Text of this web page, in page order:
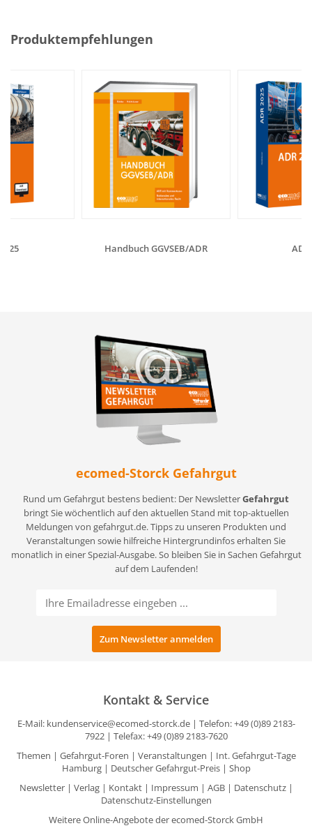
Produktempfehlungen
Handbuch GGVSEB/ADR
ecomed-Storck Gefahrgut
Rund um Gefahrgut bestens bedient: Der NewsletterGefahrgut
bringt Sie wöchentlich auf den aktuellen Stand mit top-aktuellen
Meldungen von gefahrgut.de. Tipps zu unseren Produkten und
Veranstaltungen sowie hilfreiche Hintergrundinfos erhalten Sie
monatlich in einer Spezial-Ausgabe. So bleiben Sie in Sachen Gefahrgut
auf dem Laufenden!
Kontakt & Service
E-Mail: kundenservice@ecomed-storck.de| Telefon: +49 (0)89 2183-
7922 | Telefax: +49 (0)89 2183-7620
Themen | Gefahrgut-Foren | Veranstaltungen | Int. Gefahrgut-Tage
Hamburg| Deutscher Gefahrgut-Preis| Shop
Newsletter| Verlag| Kontakt| Impressum | AGB| Datenschutz|
Datenschutz-Einstellungen
Weitere Online-Angebote der ecomed-Storck GmbH